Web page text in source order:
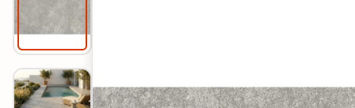
Carrelage
Salle de
Bain
Colle &
Finition
WC
Carrelage
Salle de
Bain
Stratifié
Bois
clair
Dalles
PVC
Lames